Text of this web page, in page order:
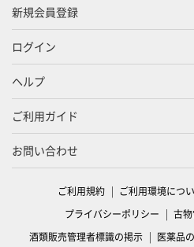
新規会員登録
ログイン
ヘルプ
ご利用ガイド
お問い合わせ
ご利用規約 ご利用環境につ
プライバシーポリシー
古
酒類販売管理者標識の掲示
医薬品